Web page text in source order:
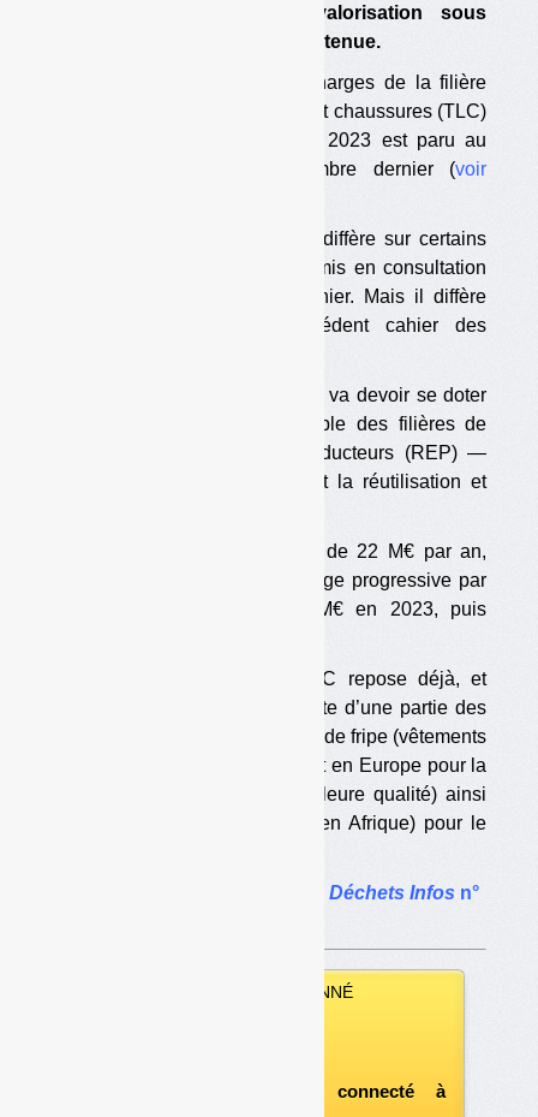
procédé moléculaire. La valorisation sous
forme de CSR sera moins soutenue.
L’arrêté fixant le cahier des charges de la filière
des textiles, linges de maison et chaussures (TLC)
pour la période démarrant en 2023 est paru au
le 25 novembre dernier (voir
Le cahier des charges publié diffère sur certains
points du projet qui avait été mis en consultation
publique le 28 septembre dernier. Mais il diffère
aussi sensiblement du précédent cahier des
Parmi les nouveautés, la filière va devoir se doter
— comme désormais l’ensemble des filières de
responsabilité élargie des producteurs (REP) —
d’un fonds pour le réemploi et la réutilisation et
Le premier sera doté à terme de 22 M€ par an,
mais avec une montée en charge progressive par
paliers d’un sixième : 3,67 M€ en 2023, puis
On sait que la filière des TLC repose déjà, et
depuis ses origines, sur la vente d’une partie des
vêtements collectés sous forme de fripe (vêtements
de seconde main), en France et en Europe pour la
« crème » (c’est-à-dire la meilleure qualité) ainsi
qu’hors d’Europe (notamment en Afrique) pour le
Déchets Infos n°
VOUS ÊTES ABONNÉ
après vous être connecté à